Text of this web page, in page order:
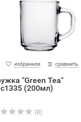
избранное сравнить
"Green Tea"
(200мл)
(0)